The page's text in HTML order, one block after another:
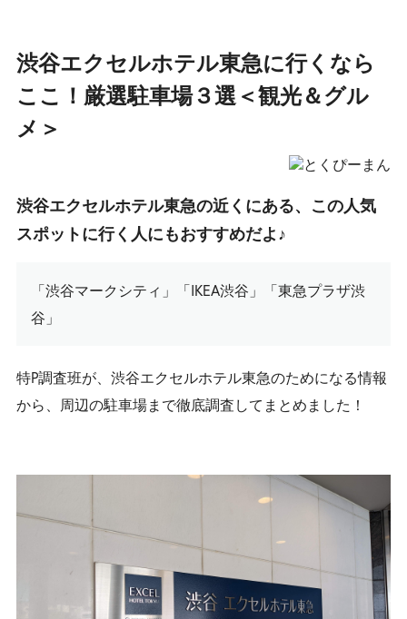
渋谷エクセルホテル東急に行くなら
ここ！厳選駐車場３選＜観光＆グル
メ＞
渋谷エクセルホテル東急の近くにある、この人気
スポットに行く人にもおすすめだよ♪
「渋谷マークシティ」「IKEA渋谷」「東急プラザ渋
谷」
特P調査班が、渋谷エクセルホテル東急のためになる情報
から、周辺の駐車場まで徹底調査してまとめました！